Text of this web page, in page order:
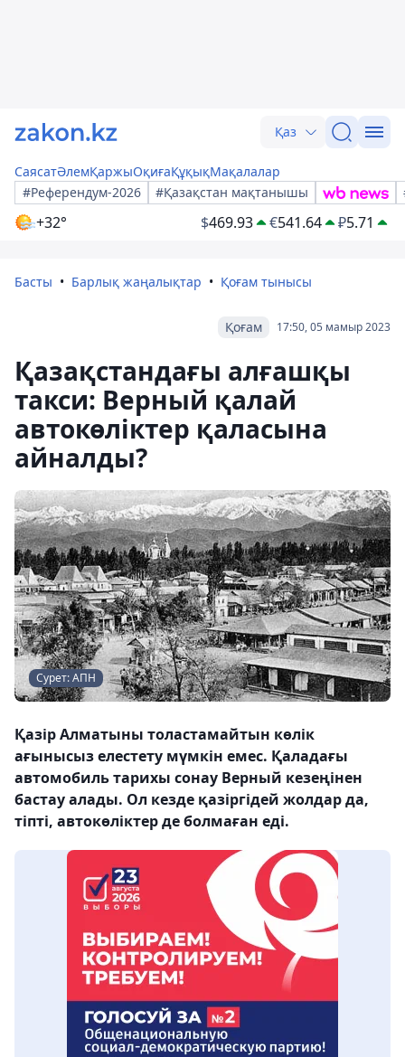
Қаз
СаясатӘлемҚаржыОқиғаҚұқықМақалалар
#Референдум-2026
#Қазақстан мақтанышы
+32° $469.93 €541.64 ₽5.71
Басты Барлық жаңалықтар Қоғам тынысы
17:50, 05 мамыр 2023
Қоғам
Қазақстандағы алғашқы
такси: Верный қалай
автокөліктер қаласына
айналды?
Сурет: АПН
Қазір Алматыны толастамайтын көлік
ағынысыз елестету мүмкін емес. Қаладағы
автомобиль тарихы сонау Верный кезеңінен
бастау алады. Ол кезде қазіргідей жолдар да,
тіпті, автокөліктер де болмаған еді.